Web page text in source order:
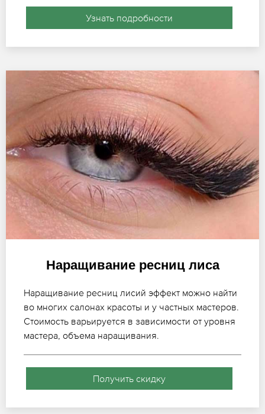
Узнать подробности
Наращивание ресниц лиса
Наращивание ресниц лисий эффект можно найти
во многих салонах красоты и у частных мастеров.
Стоимость варьируется в зависимости от уровня
мастера, объема наращивания.
Получить скидку